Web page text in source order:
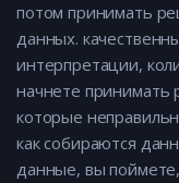
потом принимать
данных.
интерпретации,
начнете принимать
которые
как собираются
данные, вы